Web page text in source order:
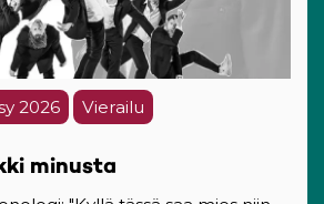
2026 Vierailu
minusta